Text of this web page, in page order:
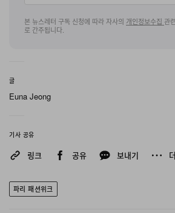
관세 이슈가 쇼의 배경으로
300명의 전통 공예 장인 생계가 걸
전략이 될 수 있음을 증명했다
본 뉴스레터 구독 신청에 따라 자사의 개인정보수집 관련
로 간주됩니다.
글
Euna Jeong
기사 공유
링크 공유 보내기
파리 패션위크